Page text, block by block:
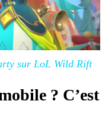
sur LoL Wild Rift
? C’est